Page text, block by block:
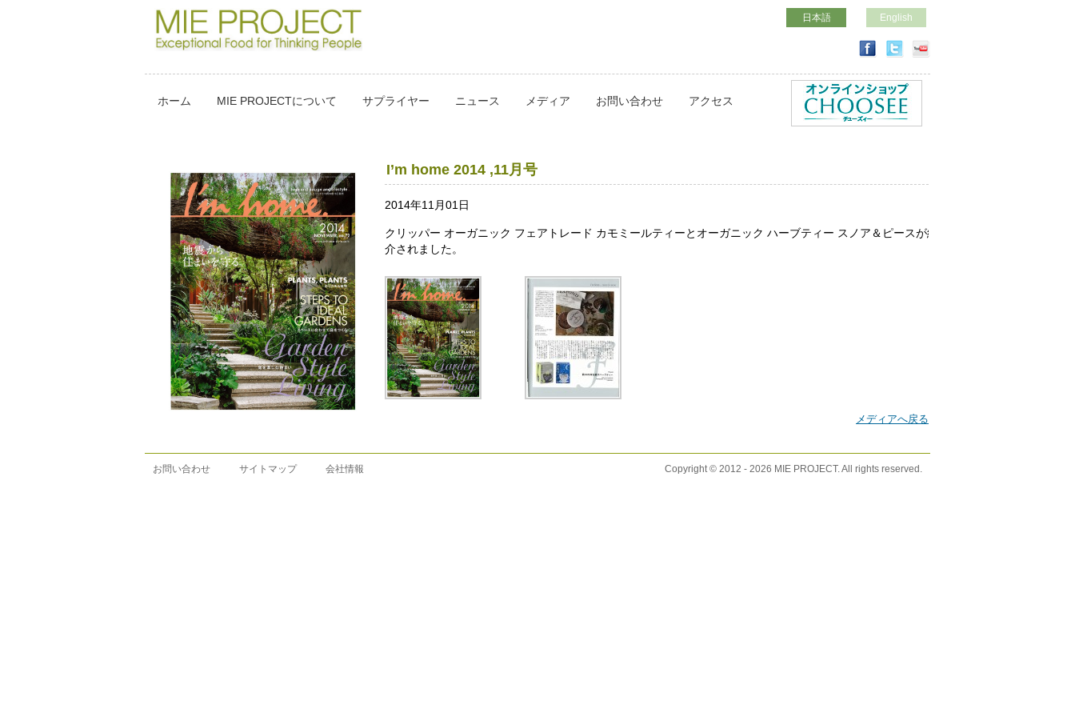
日本語 English
ホーム MIE PROJECTについて サプライヤー ニュース メディア お問い合わせ アクセス
I’m home 2014 ,11月号
2014年11月01日
クリッパー オーガニック フェアトレード カモミールティーとオーガニック ハーブティー スノア＆ピースが紹
介されました。
メディアへ戻る
お問い合わせ サイトマップ 会社情報 Copyright © 2012 - 2026 MIE PROJECT. All rights reserved.